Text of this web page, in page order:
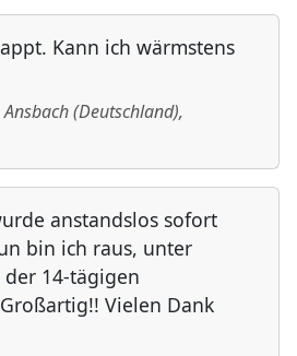
Kann ich wärmstens
Ansbach(Deutschland),
anstandslos sofort
bin ich raus, unter
14-tägigen
Vielen Dank